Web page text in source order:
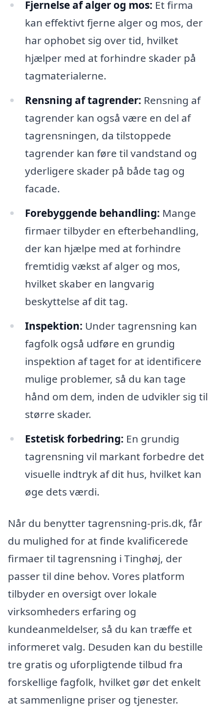
Fjernelse af alger og mos: Et firma
kan effektivt fjerne alger og mos, der
har ophobet sig over tid, hvilket
hjælper med at forhindre skader på
tagmaterialerne.
Rensning af tagrender: Rensning af
tagrender kan også være en del af
tagrensningen, da tilstoppede
tagrender kan føre til vandstand og
yderligere skader på både tag og
facade.
Forebyggende behandling: Mange
firmaer tilbyder en efterbehandling,
der kan hjælpe med at forhindre
fremtidig vækst af alger og mos,
hvilket skaber en langvarig
beskyttelse af dit tag.
Inspektion: Under tagrensning kan
fagfolk også udføre en grundig
inspektion af taget for at identificere
mulige problemer, så du kan tage
hånd om dem, inden de udvikler sig til
større skader.
Estetisk forbedring: En grundig
tagrensning vil markant forbedre det
visuelle indtryk af dit hus, hvilket kan
øge dets værdi.
Når du benytter tagrensning-pris.dk, får
du mulighed for at finde kvalificerede
firmaer til tagrensning i Tinghøj, der
passer til dine behov. Vores platform
tilbyder en oversigt over lokale
virksomheders erfaring og
kundeanmeldelser, så du kan træffe et
informeret valg. Desuden kan du bestille
tre gratis og uforpligtende tilbud fra
forskellige fagfolk, hvilket gør det enkelt
at sammenligne priser og tjenester.